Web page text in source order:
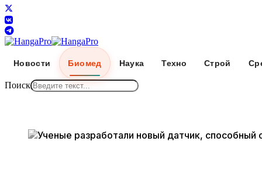
Новости Биомед Наука Техно Строй
Поиск